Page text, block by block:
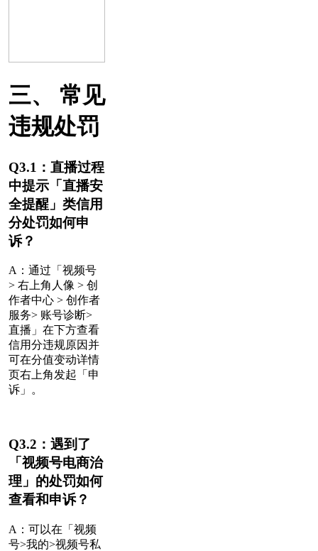
三、 常见
违规处罚
Q3.1：直播过程
中提示「直播安
全提醒」类信用
分处罚如何申
诉？
A： 通过「视频号
> 右上角人像 > 创
作者中心 > 创作者
服务> 账号诊断>
直播」在下方查看
信用分违规原因并
可在分值变动详情
页右上角发起「申
诉」。
Q3.2：遇到了
「视频号电商治
理」的处罚如何
查看和申诉？
A： 可以在「视频
号>我的>视频号私